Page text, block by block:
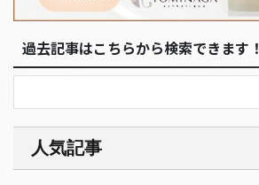
過去記事はこちらから検索できます！
人気記事